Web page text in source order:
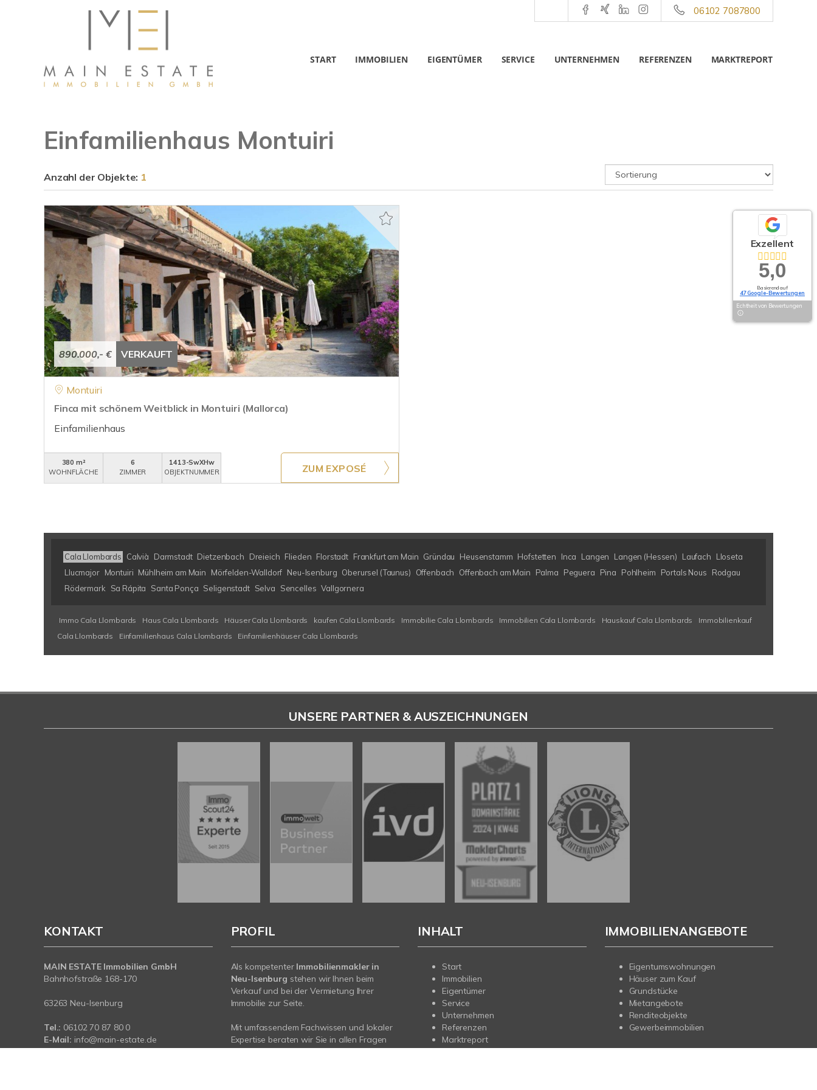
06102 7087800
START IMMOBILIEN EIGENTÜMER SERVICE UNTERNEHMEN REFERENZEN MARKTREPORT
Einfamilienhaus Montuiri
Anzahl der Objekte: 1
890.000,- € VERKAUFT
Montuiri
Finca mit schönem Weitblick in Montuiri (Mallorca)
Einfamilienhaus
380 m²
WOHNFLÄCHE
6
ZIMMER
1413-SwXHw
OBJEKTNUMMER
ZUM EXPOSÉ
Cala Llombards Calvià Darmstadt Dietzenbach Dreieich Flieden Florstadt Frankfurt am Main Gründau Heusenstamm Hofstetten Inca Langen Langen (Hessen) Laufach
Lloseta
Llucmajor Montuiri Mühlheim am Main Mörfelden-Walldorf Neu-Isenburg Oberursel (Taunus) Offenbach Offenbach am Main Palma Peguera Pina Pohlheim Portals Nous
Rodgau
Rödermark
Sa Rápita Santa Ponça Seligenstadt Selva Sencelles Vallgornera
Immo Cala Llombards Haus Cala Llombards Häuser Cala Llombards kaufen Cala Llombards Immobilie Cala Llombards Immobilien Cala Llombards Hauskauf Cala Llombards
Immobilienkauf
Cala Llombards
Einfamilienhaus Cala Llombards Einfamilienhäuser Cala Llombards
Exzellent
5,0
Basierend auf
47 Google-Bewertungen
Echtheit von Bewertungen
UNSERE PARTNER & AUSZEICHNUNGEN
KONTAKT
MAIN ESTATE Immobilien GmbH
Bahnhofstraße 168-170
63263 Neu-Isenburg
Tel.: 06102 70 87 80 0
E-Mail: info@main-estate.de
Web: www.main-estate.de
PROFIL
Als kompetenter Immobilienmakler in
Neu-Isenburg stehen wir Ihnen beim
Verkauf und bei der Vermietung Ihrer
Immobilie zur Seite.
Mit umfassendem Fachwissen und lokaler
Expertise beraten wir Sie in allen Fragen
rund um Ihr Haus oder Ihre Wohnung in
INHALT
Start
Immobilien
Eigentümer
Service
Unternehmen
Referenzen
Marktreport
IMMOBILIENANGEBOTE
Eigentumswohnungen
Häuser zum Kauf
Grundstücke
Mietangebote
Renditeobjekte
Gewerbeimmobilien